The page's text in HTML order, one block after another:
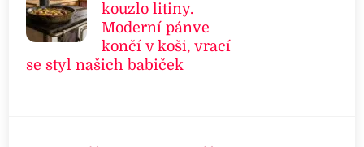
kouzlo litiny.
Moderní pánve
končí v koši, vrací
se styl našich babiček